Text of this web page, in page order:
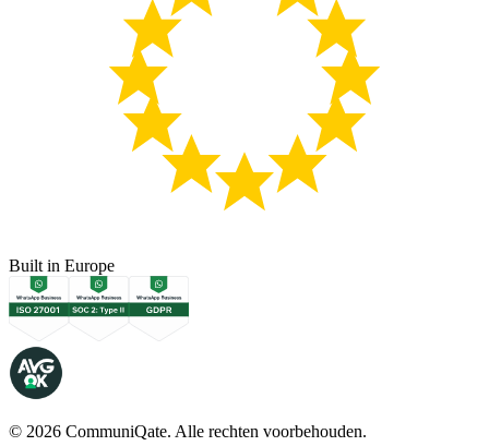
Built in Europe
© 2026 CommuniQate. Alle rechten voorbehouden.